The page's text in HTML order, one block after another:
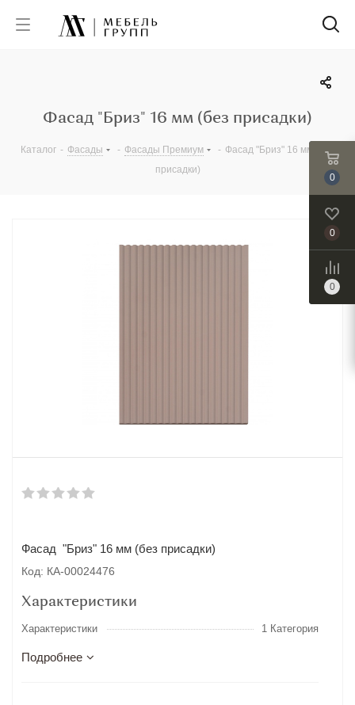
Фасад "Бриз" 16 мм (без присадки)
Каталог - Фасады - Фасады Премиум - Фасад "Бриз" 16 мм (без
присадки)
Фасад "Бриз" 16 мм (без присадки)
Код: КА-00024476
Характеристики
Характеристики 1 Категория
Подробнее
0
0
0